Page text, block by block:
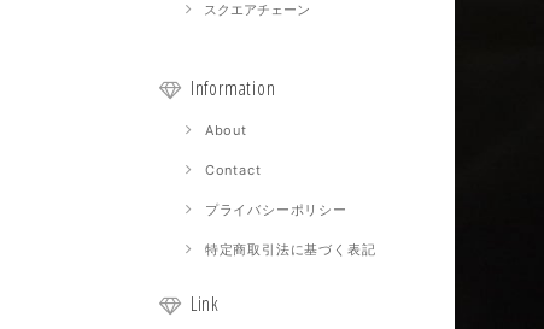
スクエアチェーン
Information
About
Contact
プライバシーポリシー
特定商取引法に基づく表記
Link